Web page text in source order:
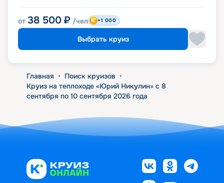
от 38 500 ₽ /чел +1 000
Выбрать круиз
Главная • Поиск круизов •
Круиз на теплоходе «Юрий Никулин» с 8
сентября по 10 сентября 2026 года